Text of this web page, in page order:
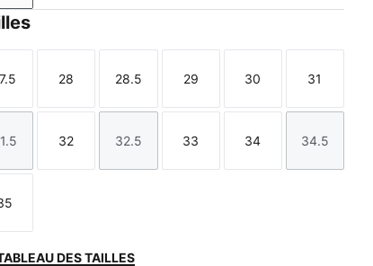
Taille Taille
28
Taille
28.5
Taille
29
Taille
30
Taille
31
Taille Taille
32
Taille
32.5
Taille
33
Taille
34
Taille
34.5
Taille
DES TAILLES